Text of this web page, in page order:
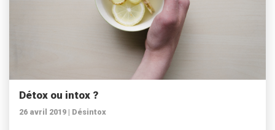
Détox ou intox ?
26 avril 2019 | Désintox